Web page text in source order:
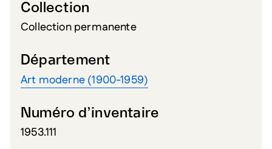
Collection
Collection permanente
Département
Art moderne (1900-1959)
Numéro d’inventaire
1953.111